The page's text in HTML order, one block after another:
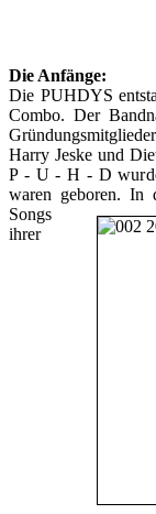
Die Anfänge:
Die PUHDYS
Combo. Der
Harry Jeske und
P - U - H - D
waren geboren. In
Songs
ihrer